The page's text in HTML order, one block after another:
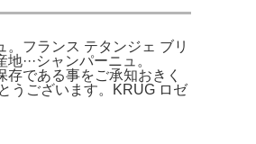
フランス テタンジェ ブリ
···シャンパーニュ。
である事をご承知おきく
うございます。KRUG ロゼ